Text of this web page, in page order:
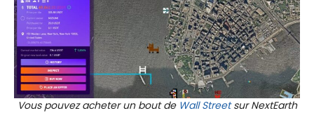
Vous pouvez acheter un bout de Wall Streetsur NextEarth